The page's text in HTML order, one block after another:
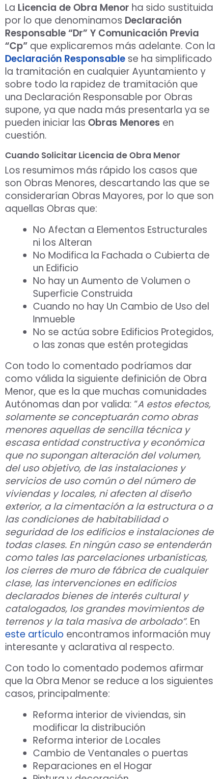
La Licencia de Obra Menor ha sido sustituida
por lo que denominamos Declaración
Responsable “Dr” Y Comunicación Previa
“Cp” que explicaremos más adelante. Con la
Declaración Responsable se ha simplificado
la tramitación en cualquier Ayuntamiento y
sobre todo la rapidez de tramitación que
una Declaración Responsable por Obras
supone, ya que nada más presentarla ya se
pueden iniciar las Obras Menores en
cuestión.
Cuando Solicitar Licencia de Obra Menor
Los resumimos más rápido los casos que
son Obras Menores, descartando las que se
considerarían Obras Mayores, por lo que son
aquellas Obras que:
No Afectan a Elementos Estructurales
ni los Alteran
No Modifica la Fachada o Cubierta de
un Edificio
No hay un Aumento de Volumen o
Superficie Construida
Cuando no hay Un Cambio de Uso del
Inmueble
No se actúa sobre Edificios Protegidos,
o las zonas que estén protegidas
Con todo lo comentado podríamos dar
como válida la siguiente definición de Obra
Menor, que es la que muchas comunidades
Autónomas dan por valida: “A estos efectos,
solamente se conceptuarán como obras
menores aquellas de sencilla técnica y
escasa entidad constructiva y económica
que no supongan alteración del volumen,
del uso objetivo, de las instalaciones y
servicios de uso común o del número de
viviendas y locales, ni afecten al diseño
exterior, a la cimentación a la estructura o a
las condiciones de habitabilidad o
seguridad de los edificios e instalaciones de
todas clases. En ningún caso se entenderán
como tales las parcelaciones urbanísticas,
los cierres de muro de fábrica de cualquier
clase, las intervenciones en edificios
declarados bienes de interés cultural y
catalogados, los grandes movimientos de
terrenos y la tala masiva de arbolado”. En
este artículo encontramos información muy
interesante y aclarativa al respecto.
Con todo lo comentado podemos afirmar
que la Obra Menor se reduce a los siguientes
casos, principalmente:
Reforma interior de viviendas, sin
modificar la distribución
Reforma interior de Locales
Cambio de Ventanales o puertas
Reparaciones en el Hogar